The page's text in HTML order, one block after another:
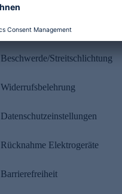
Rechtliches
Beschwerde/Streitschlichtung
Widerrufsbelehrung
Datenschutzeinstellungen
Rücknahme Elektrogeräte
Barrierefreiheit